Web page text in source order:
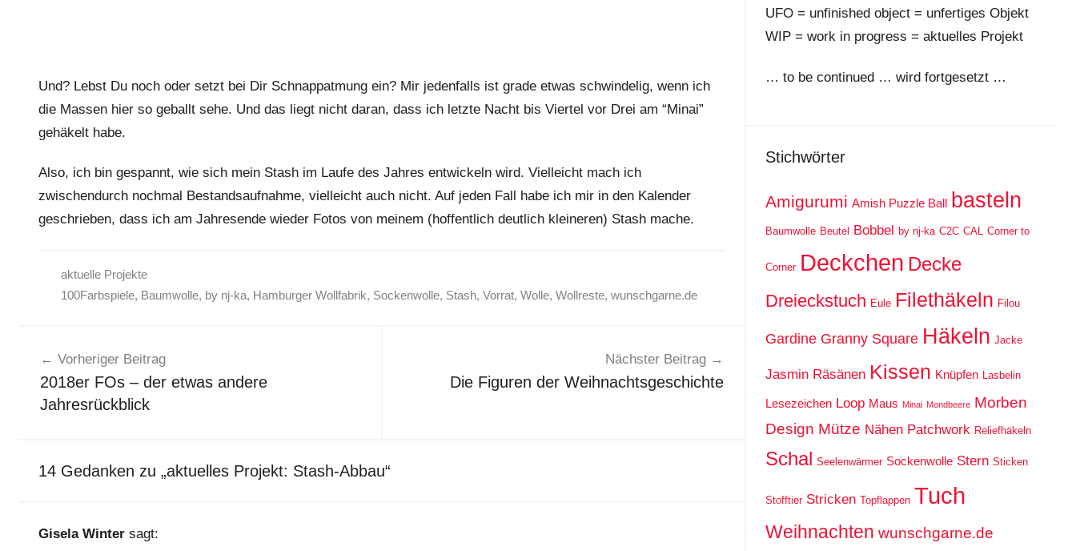
Und? Lebst Du noch oder setzt bei Dir Schnappatmung ein? Mir jedenfalls ist grade etwas schwindelig, wenn ich
die Massen hier so geballt sehe. Und das liegt nicht daran, dass ich letzte Nacht bis Viertel vor Drei am “Minai”
gehäkelt habe.
Also, ich bin gespannt, wie sich mein Stash im Laufe des Jahres entwickeln wird. Vielleicht mach ich
zwischendurch nochmal Bestandsaufnahme, vielleicht auch nicht. Auf jeden Fall habe ich mir in den Kalender
geschrieben, dass ich am Jahresende wieder Fotos von meinem (hoffentlich deutlich kleineren) Stash mache.
aktuelle Projekte
100Farbspiele, Baumwolle, by nj-ka, Hamburger Wollfabrik, Sockenwolle, Stash, Vorrat, Wolle, Wollreste, wunschgarne.de
Vorheriger Beitrag
2018er FOs – der etwas andere
Jahresrückblick
Nächster Beitrag
Die Figuren der Weihnachtsgeschichte
14 Gedanken zu „aktuelles Projekt: Stash-Abbau“
Gisela Winter sagt:
UFO = unfinished object = unfertiges Objekt
WIP = work in progress = aktuelles Projekt
… to be continued … wird fortgesetzt …
Stichwörter
Amigurumi Amish Puzzle Ball basteln
Baumwolle Beutel Bobbel by nj-ka C2C CAL Corner to
Corner Deckchen Decke
Dreieckstuch Eule Filethäkeln Filou
Gardine Granny Square Häkeln Jacke
Jasmin Räsänen Kissen Knüpfen Lasbelin
Lesezeichen Loop Maus Minai Mondbeere Morben
Design Mütze Nähen Patchwork Reliefhäkeln
Schal Seelenwärmer Sockenwolle Stern Sticken
Stofftier Stricken Topflappen Tuch
Weihnachten wunschgarne.de